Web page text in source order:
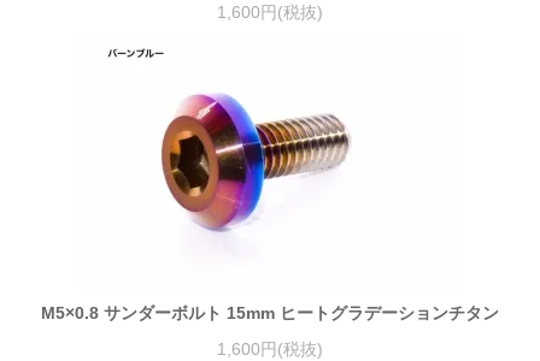
1,600円(税抜)
M5×0.8 サンダーボルト 15mm ヒートグラデーションチタン
1,600円(税抜)